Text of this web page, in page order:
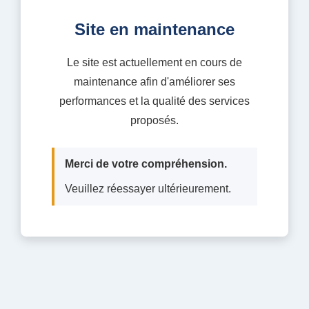
Site en maintenance
Le site est actuellement en cours de
maintenance afin d'améliorer ses
performances et la qualité des services
proposés.
Merci de votre compréhension.
Veuillez réessayer ultérieurement.